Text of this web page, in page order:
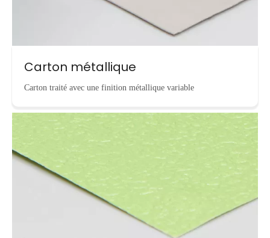
Carton métallique
Carton traité avec une finition métallique variable